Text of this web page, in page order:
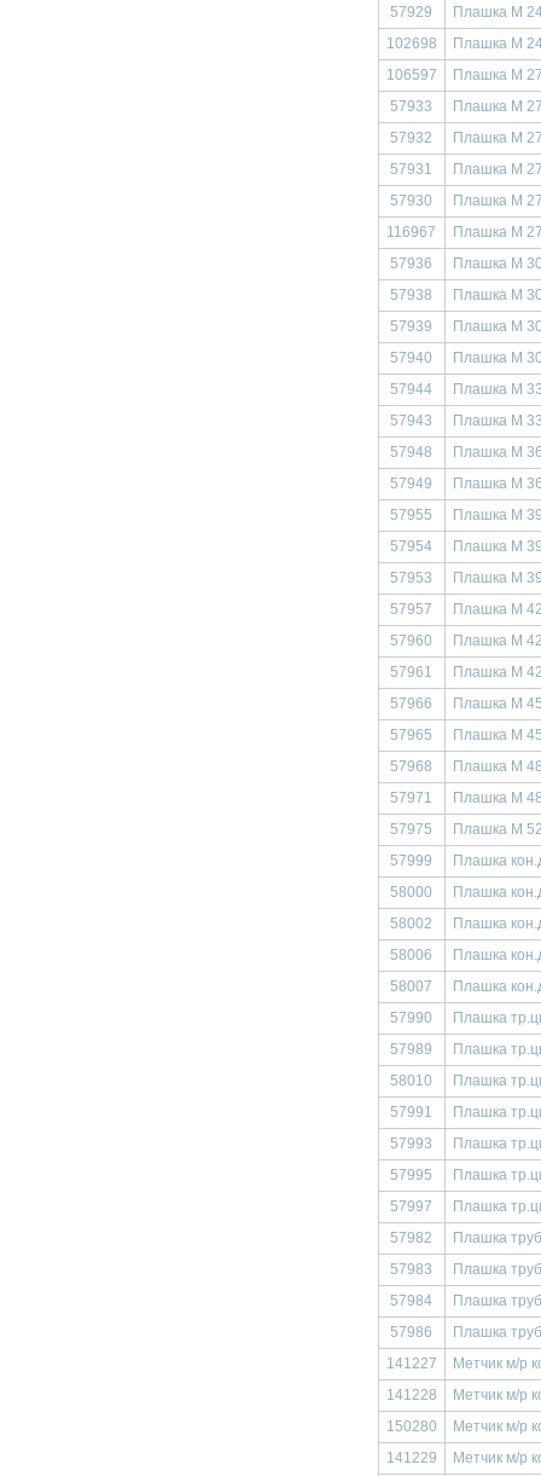
57929
Плашка М
102698
Плашка М
106597
Плашка М
57933
Плашка М
57932
Плашка М
57931
Плашка М
57930
Плашка М
116967
Плашка М
57936
Плашка М
57938
Плашка М
57939
Плашка М
57940
Плашка М
57944
Плашка М
57943
Плашка М
57948
Плашка М
57949
Плашка М
57955
Плашка М
57954
Плашка М
57953
Плашка М
57957
Плашка М
57960
Плашка М
57961
Плашка М
57966
Плашка М
57965
Плашка М
57968
Плашка М
57971
Плашка М
57975
Плашка М
57999
Плашка
58000
Плашка
58002
Плашка
58006
Плашка
58007
Плашка
57990
Плашка
57989
Плашка
58010
Плашка
57991
Плашка
57993
Плашка
57995
Плашка
57997
Плашка
57982
Плашка
57983
Плашка
57984
Плашка
57986
Плашка
141227
Метчик м/р
141228
Метчик м/р
150280
Метчик м/р
141229
Метчик м/р